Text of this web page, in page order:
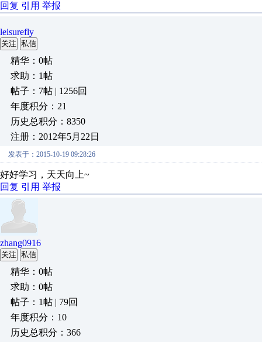
回复 引用 举报
leisurefly
关注 私信
精华：0帖
求助：1帖
帖子：7帖 | 1256回
年度积分：21
历史总积分：8350
注册：2012年5月22日
发表于：2015-10-19 09:28:26
好好学习，天天向上~
回复 引用 举报
zhang0916
关注 私信
精华：0帖
求助：0帖
帖子：1帖 | 79回
年度积分：10
历史总积分：366